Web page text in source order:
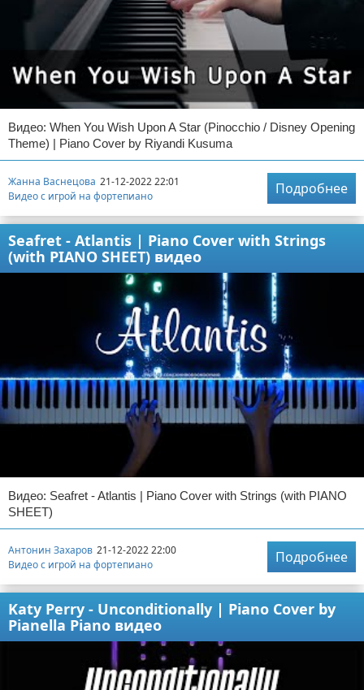
Видео: When You Wish Upon A Star (Pinocchio / Disney Opening
Theme) | Piano Cover by Riyandi Kusuma
Жанна Васнецова 21-12-2022 22:01
Видео с игрой на фортепиано
Подробнее
Seafret - Atlantis | Piano Cover with Strings
(with PIANO SHEET) видео
Видео: Seafret - Atlantis | Piano Cover with Strings (with PIANO
SHEET)
Антонин Захаров 21-12-2022 22:00
Видео с игрой на фортепиано
Подробнее
Katy Perry - Unconditionally | Piano Cover by
Pianella Piano видео